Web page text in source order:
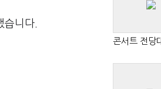
니다.
콘서트 전당